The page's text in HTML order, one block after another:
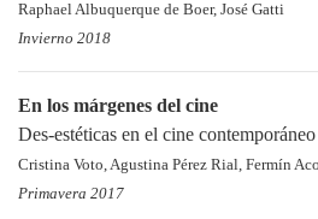
Raphael Albuquerque de Boer, José Gatti
Invierno 2018
En los márgenes del cine
Des-estéticas en el cine contemporáneo
Cristina Voto, Agustina Pérez Rial, Fermín
Primavera 2017